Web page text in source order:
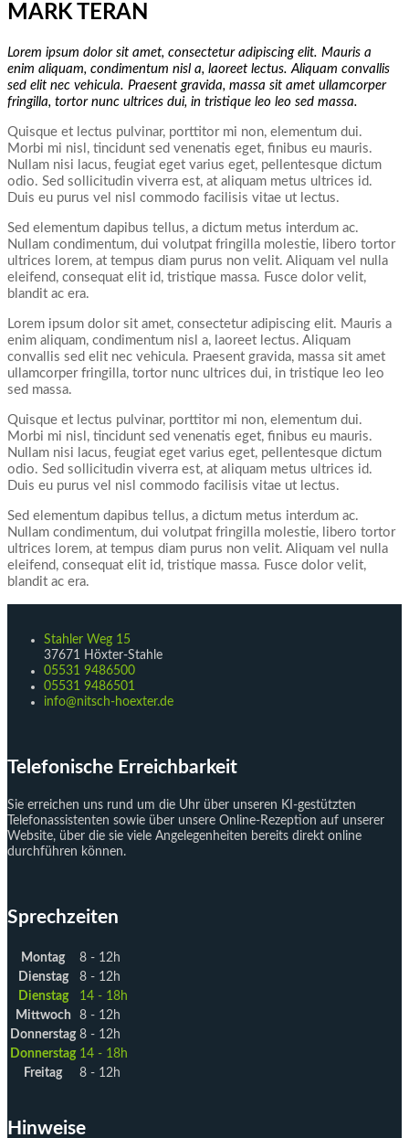
MARK TERAN
Lorem ipsum dolor sit amet, consectetur adipiscing elit. Mauris a
enim aliquam, condimentum nisl a, laoreet lectus. Aliquam convallis
sed elit nec vehicula. Praesent gravida, massa sit amet ullamcorper
fringilla, tortor nunc ultrices dui, in tristique leo leo sed massa.
Quisque et lectus pulvinar, porttitor mi non, elementum dui.
Morbi mi nisl, tincidunt sed venenatis eget, finibus eu mauris.
Nullam nisi lacus, feugiat eget varius eget, pellentesque dictum
odio. Sed sollicitudin viverra est, at aliquam metus ultrices id.
Duis eu purus vel nisl commodo facilisis vitae ut lectus.
Sed elementum dapibus tellus, a dictum metus interdum ac.
Nullam condimentum, dui volutpat fringilla molestie, libero tortor
ultrices lorem, at tempus diam purus non velit. Aliquam vel nulla
eleifend, consequat elit id, tristique massa. Fusce dolor velit,
blandit ac era.
Lorem ipsum dolor sit amet, consectetur adipiscing elit. Mauris a
enim aliquam, condimentum nisl a, laoreet lectus. Aliquam
convallis sed elit nec vehicula. Praesent gravida, massa sit amet
ullamcorper fringilla, tortor nunc ultrices dui, in tristique leo leo
sed massa.
Quisque et lectus pulvinar, porttitor mi non, elementum dui.
Morbi mi nisl, tincidunt sed venenatis eget, finibus eu mauris.
Nullam nisi lacus, feugiat eget varius eget, pellentesque dictum
odio. Sed sollicitudin viverra est, at aliquam metus ultrices id.
Duis eu purus vel nisl commodo facilisis vitae ut lectus.
Sed elementum dapibus tellus, a dictum metus interdum ac.
Nullam condimentum, dui volutpat fringilla molestie, libero tortor
ultrices lorem, at tempus diam purus non velit. Aliquam vel nulla
eleifend, consequat elit id, tristique massa. Fusce dolor velit,
blandit ac era.
Stahler Weg 15
37671 Höxter-Stahle
05531 9486500
05531 9486501
info@nitsch-hoexter.de
Telefonische Erreichbarkeit
Sie erreichen uns rund um die Uhr über unseren KI-gestützten
Telefonassistenten sowie über unsere Online-Rezeption auf unserer
Website, über die sie viele Angelegenheiten bereits direkt online
durchführen können.
Sprechzeiten
Montag
8 - 12h
Dienstag
8 - 12h
Dienstag
14 - 18h
Mittwoch
8 - 12h
Donnerstag 8 - 12h
Donnerstag 14 - 18h
Freitag
8 - 12h
Hinweise